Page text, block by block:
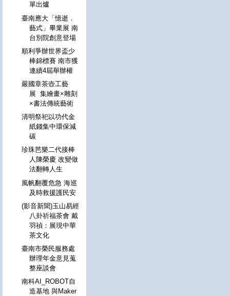
單出爐
臺南應大「憶逝．
藝式」畢業展 南
台別院創意登場
順利爭辦世界盃少
棒錦標賽 南市獲
連續4屆舉辦權
嚴國章茶壺工藝
展 集繪畫×雕刻
×書法傳統藝術
清明祭祀以功代金
紙錢集中環保減
碳
珍珠芭樂二代接棒
人陳榮慶 改變做
法翻轉人生
風帆翻覆危急 海巡
及時救援護民安
(影音新聞)玉山易經
八卦祈福茶會 戴
羽禎：展現中華
茶文化
臺南市榮民服務處
辦理年金意見蒐
整座談會
南科AI_ROBOT自
造基地 與Maker